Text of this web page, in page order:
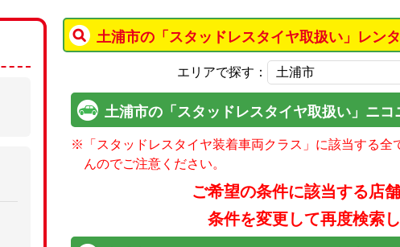
土浦市の「スタッドレスタイヤ取扱い」レン
エリアで探す：
土浦市の「スタッドレスタイヤ取扱い」ニ
※
「スタッドレスタイヤ装着車両クラス」に該当する
んのでご注意ください。
ご希望の条件に該当する店
条件を変更して再度検索